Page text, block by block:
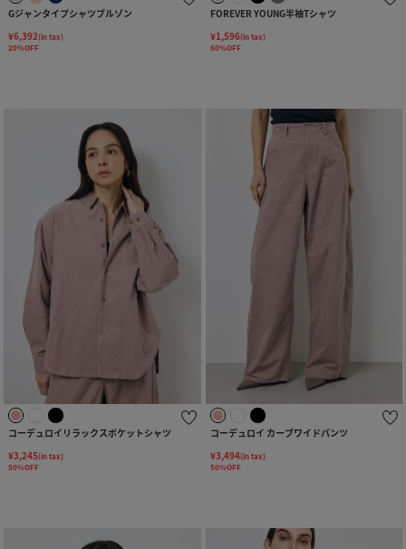
Gジャンタイプシャツブルゾン
¥6,392(in tax)
20%OFF
FOREVER YOUNG半袖Tシャツ
¥1,596(in tax)
60%OFF
コーデュロイリラックスポケットシャツ
¥3,245(in tax)
50%OFF
コーデュロイ カーブワイドパンツ
¥3,494(in tax)
50%OFF